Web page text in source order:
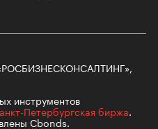
инструментов
Петербургская биржа.
Cbonds.